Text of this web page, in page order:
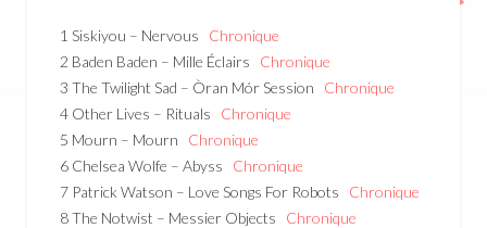
1 Siskiyou – Nervous Chronique
2 Baden Baden – Mille Éclairs Chronique
3 The Twilight Sad – Òran Mór Session Chronique
4 Other Lives – Rituals Chronique
5 Mourn – Mourn Chronique
6 Chelsea Wolfe – Abyss Chronique
7 Patrick Watson – Love Songs For Robots Chronique
8 The Notwist – Messier Objects Chronique